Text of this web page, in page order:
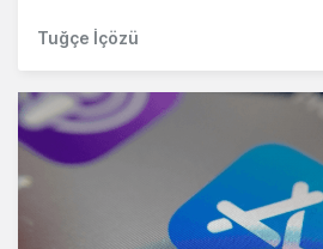
Tuğçe İçözü